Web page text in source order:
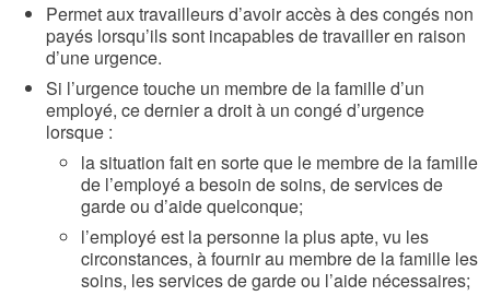
Permet aux travailleurs d’avoir accès à des congés non
payés lorsqu’ils sont incapables de travailler en raison
d’une urgence.
Si l’urgence touche un membre de la famille d’un
employé, ce dernier a droit à un congé d’urgence
lorsque :
la situation fait en sorte que le membre de la famille
de l’employé a besoin de soins, de services de
garde ou d’aide quelconque;
l’employé est la personne la plus apte, vu les
circonstances, à fournir au membre de la famille les
soins, les services de garde ou l’aide nécessaires;